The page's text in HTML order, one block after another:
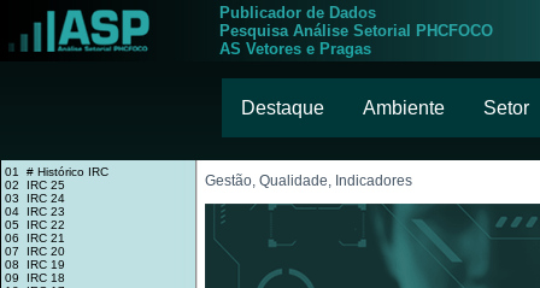
Publicador de Dados
Pesquisa Análise Setorial PHCFOCO
AS Vetores e Pragas
Destaque Ambiente Setor
01 # Histórico IRC
02 IRC 25
03 IRC 24
04 IRC 23
05 IRC 22
06 IRC 21
07 IRC 20
08 IRC 19
09 IRC 18
Gestão, Qualidade, Indicadores